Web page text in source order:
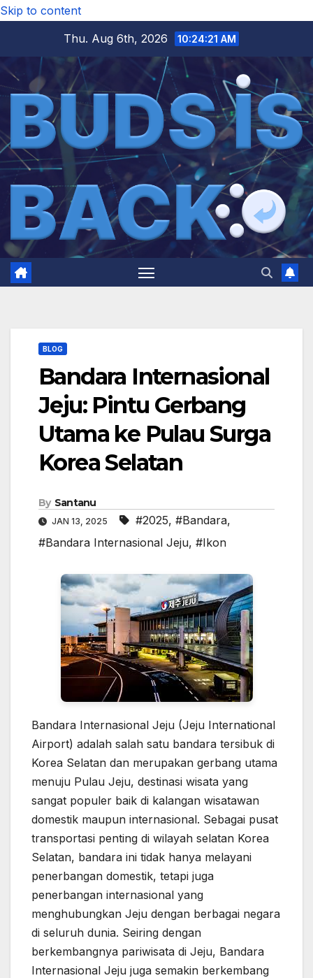
Skip to content
Thu. Aug 6th, 2026
10:24:23 AM
BLOG
Bandara Internasional
Jeju: Pintu Gerbang
Utama ke Pulau Surga
Korea Selatan
By Santanu
JAN 13, 2025 #2025, #Bandara,
#Bandara Internasional Jeju, #Ikon
Bandara Internasional Jeju (Jeju International
Airport) adalah salah satu bandara tersibuk di
Korea Selatan dan merupakan gerbang utama
menuju Pulau Jeju, destinasi wisata yang
sangat populer baik di kalangan wisatawan
domestik maupun internasional. Sebagai pusat
transportasi penting di wilayah selatan Korea
Selatan, bandara ini tidak hanya melayani
penerbangan domestik, tetapi juga
penerbangan internasional yang
menghubungkan Jeju dengan berbagai negara
di seluruh dunia. Seiring dengan
berkembangnya pariwisata di Jeju, Bandara
Internasional Jeju juga semakin berkembang